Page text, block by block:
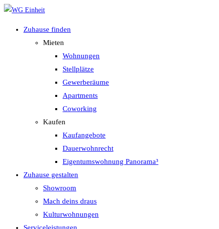
Zum
springen
Zuhause finden
Mieten
Wohnungen
Stellplätze
Gewerberäume
Apartments
Coworking
Kaufen
Kaufangebote
Dauerwohnrecht
Eigentumswohnung Panorama³
Zuhause gestalten
Showroom
Mach deins draus
Kulturwohnungen